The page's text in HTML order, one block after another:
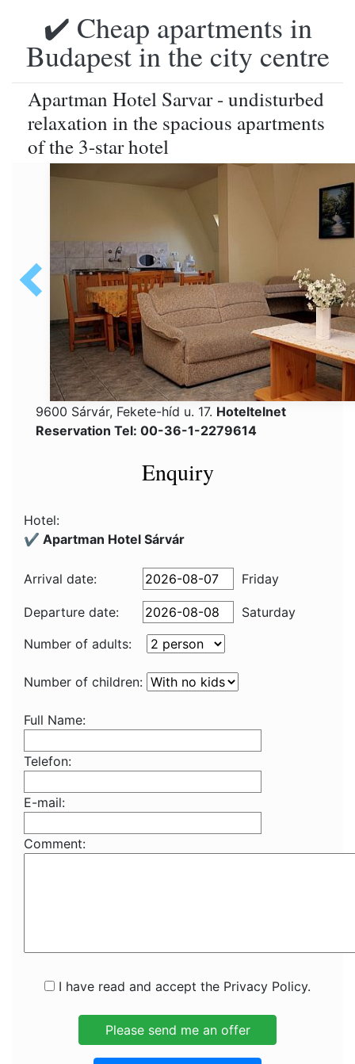
✔️ Cheap apartments in
Budapest in the city centre
Apartman Hotel Sarvar - undisturbed
relaxation in the spacious apartments
of the 3-star hotel
9600 Sárvár, Fekete-híd u. 17. Hoteltelnet
Reservation Tel: 00-36-1-2279614
Enquiry
Hotel:
✔️ Apartman Hotel Sárvár
Arrival date: Friday
Departure date:
Saturday
Number of adults:
Number of children:
Full Name:
Telefon:
E-mail:
Comment:
I have read and accept the Privacy Policy.